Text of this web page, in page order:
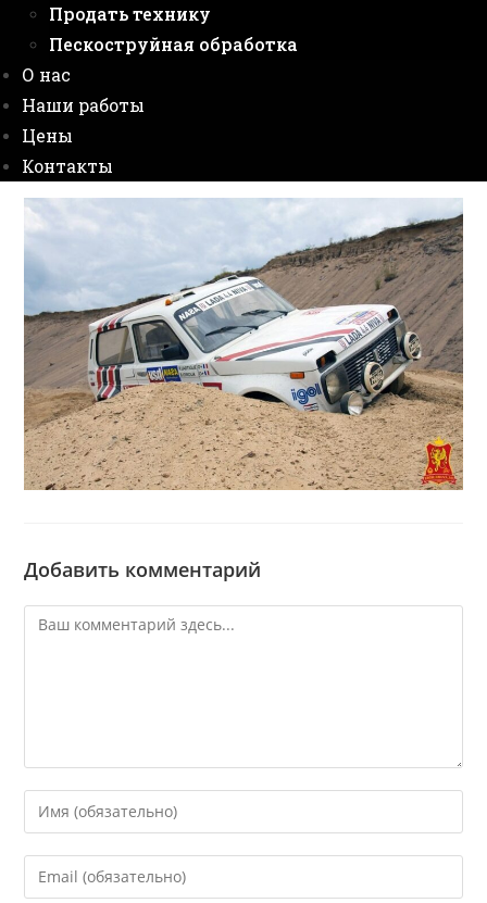
Продать технику
Пескоструйная обработка
О нас
Наши работы
Цены
Контакты
Добавить комментарий
Комментарий
Введите
свое
имя
или
Введите
свой